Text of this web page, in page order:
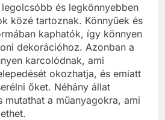
és legkönnyebben
közé tartoznak. Könnyűek és
kaphatók, így könnyen
dekorációhoz. Azonban a
karcolódnak, ami
okozhatja, és emiatt
őket. Néhány állat
mutathat a műanyagokra, ami